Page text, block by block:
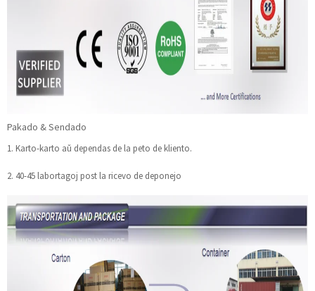
Pakado & Sendado
1. Karto-karto aŭ dependas de la peto de kliento.
2. 40-45 labortagoj post la ricevo de deponejo